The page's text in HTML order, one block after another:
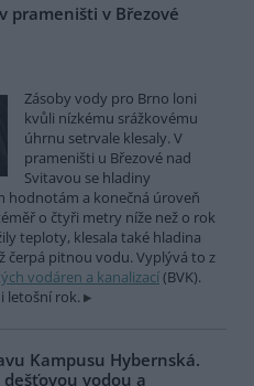
prameništi v Březové
Zásoby vody pro Brno loni
kvůli nízkému srážkovému
úhrnu setrvale klesaly. V
prameništi u Březové nad
Svitavou se hladiny
hodnotám a konečná úroveň
o čtyři metry níže než o rok
teploty, klesala také hladina
čerpá pitnou vodu. Vyplývá to z
vodáren a kanalizací(BVK).
letošní rok.
Kampusu Hybernská.
vodou a